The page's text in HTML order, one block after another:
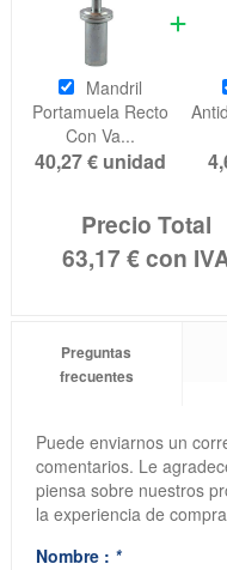
Mandril
Portamuela Recto
Con Va...
40,27 € unidad
Precio Total
63,17 €con
Preguntas
frecuentes
Puede enviarnos un
comentarios. Le
piensa sobre nuestros
la experiencia de
Nombre : *